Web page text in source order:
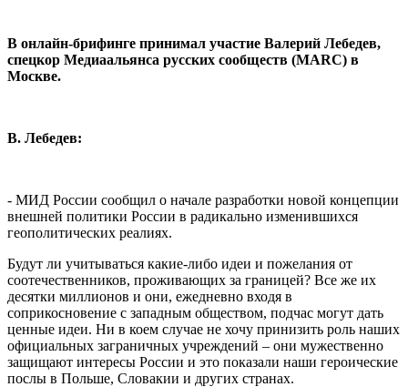
В онлайн-брифинге принимал участие Валерий Лебедев,
спецкор Медиаальянса русских сообществ (MARC) в
Москве.
В. Лебедев:
- МИД России сообщил о начале разработки новой концепции
внешней политики России в радикально изменившихся
геополитических реалиях.
Будут ли учитываться какие-либо идеи и пожелания от
соотечественников, проживающих за границей? Все же их
десятки миллионов и они, ежедневно входя в
соприкосновение с западным обществом, подчас могут дать
ценные идеи. Ни в коем случае не хочу принизить роль наших
официальных заграничных учреждений – они мужественно
защищают интересы России и это показали наши героические
послы в Польше, Словакии и других странах.